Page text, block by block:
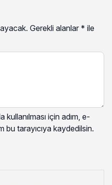
Gerekli alanlar * ile
için adım, e-
bu tarayıcıya kaydedilsin.